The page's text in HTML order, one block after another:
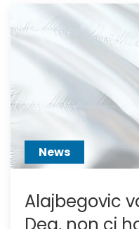
News
Alajbegovic
Dea, non ci